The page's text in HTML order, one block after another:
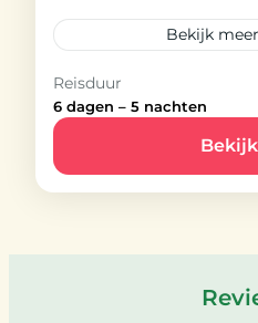
Bekijk
Beschikbaar
alleen het land
tuinen, maar
Reisduur
6 dagen – 5 nachten